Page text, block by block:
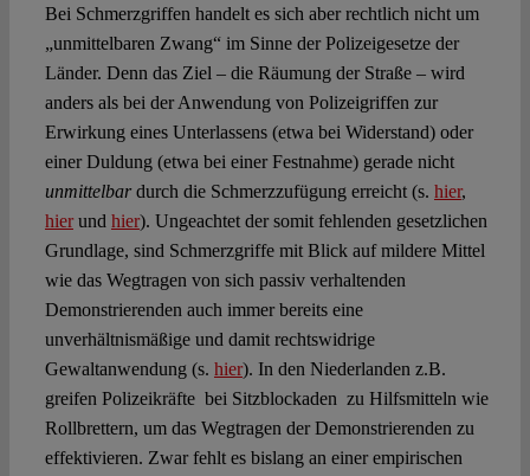
Bei Schmerzgriffen handelt es sich aber rechtlich nicht um
„unmittelbaren Zwang“ im Sinne der Polizeigesetze der
Länder. Denn das Ziel – die Räumung der Straße – wird
anders als bei der Anwendung von Polizeigriffen zur
Erwirkung eines Unterlassens (etwa bei Widerstand) oder
einer Duldung (etwa bei einer Festnahme) gerade nicht
unmittelbardurch die Schmerzzufügung erreicht (s. hier,
hierund hier). Ungeachtet der somit fehlenden gesetzlichen
Grundlage, sind Schmerzgriffe mit Blick auf mildere Mittel
wie das Wegtragen von sich passiv verhaltenden
Demonstrierenden auch immer bereits eine
unverhältnismäßige und damit rechtswidrige
Gewaltanwendung (s. hier). In den Niederlanden z.B.
greifen Polizeikräfte bei Sitzblockaden zu Hilfsmitteln wie
Rollbrettern, um das Wegtragen der Demonstrierenden zu
effektivieren. Zwar fehlt es bislang an einer empirischen